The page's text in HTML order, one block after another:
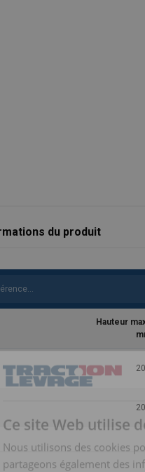
du produit
Hauteur
Ce site Web utilise
Nous utilisons des cookies
partageons également des